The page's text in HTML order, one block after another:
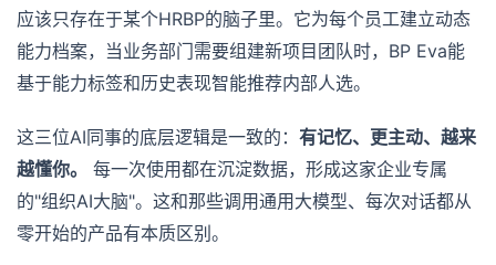
应该只存在于某个HRBP的脑子里。它为每个员工建立动态
能力档案，当业务部门需要组建新项目团队时，BP Eva能
基于能力标签和历史表现智能推荐内部人选。
这三位AI同事的底层逻辑是一致的： 有记忆、更主动、越来
越懂你。
每一次使用都在沉淀数据，形成这家企业专属
的"组织AI大脑"。这和那些调用通用大模型、每次对话都从
零开始的产品有本质区别。